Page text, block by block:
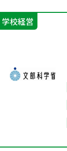
学校経営